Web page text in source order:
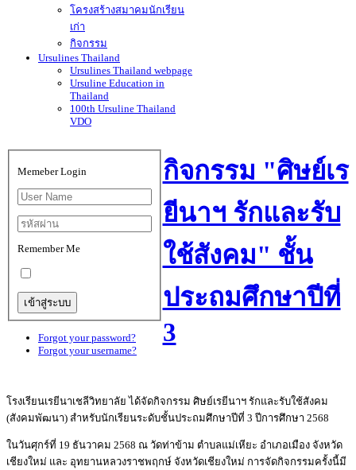
โครงสร้างสมาคมนักเรียน
เก่า
กิจกรรม
Ursulines Thailand
Ursulines Thailand webpage
Ursuline Education in
Thailand
100th Ursuline Thailand
VDO
Memeber Login
Remember Me
Forgot your password?
Forgot your username?
กิจกรรม "ศิษย์เร
ยีนาฯ รักและรับ
ใช้สังคม" ชั้น
ประถมศึกษาปีที่
3
โรงเรียนเรยีนาเชลีวิทยาลัย ได้จัดกิจกรรม ศิษย์เรยีนาฯ รักและรับใช้สังคม
(สังคมพัฒนา) สำหรับนักเรียนระดับชั้นประถมศึกษาปีที่ 3 ปีการศึกษา 2568
ในวันศุกร์ที่ 19 ธันวาคม 2568 ณ วัดท่าข้าม ตำบลแม่เหียะ อำเภอเมือง จังหวัด
เชียงใหม่ และ อุทยานหลวงราชพฤกษ์ จังหวัดเชียงใหม่ การจัดกิจกรรมครั้งนี้มี